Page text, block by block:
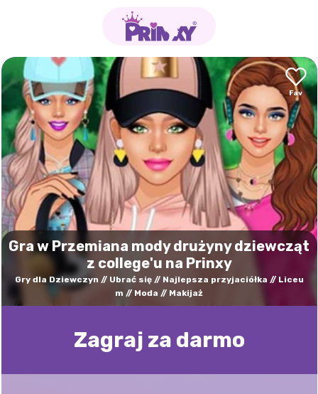
Gra w Przemiana mody drużyny dziewcząt
z college'u na Prinxy
Gry dla Dziewczyn Ubrać się Najlepsza przyjaciółka
Liceu
m
Moda Makijaż
Zagraj za darmo